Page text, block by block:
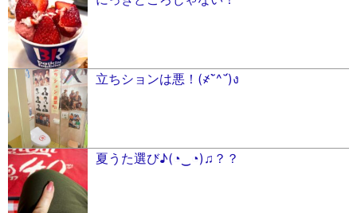
立ちションは悪！(҂˘̀^˘́)ง
夏うた選び♪(◔‿◔)♫？？